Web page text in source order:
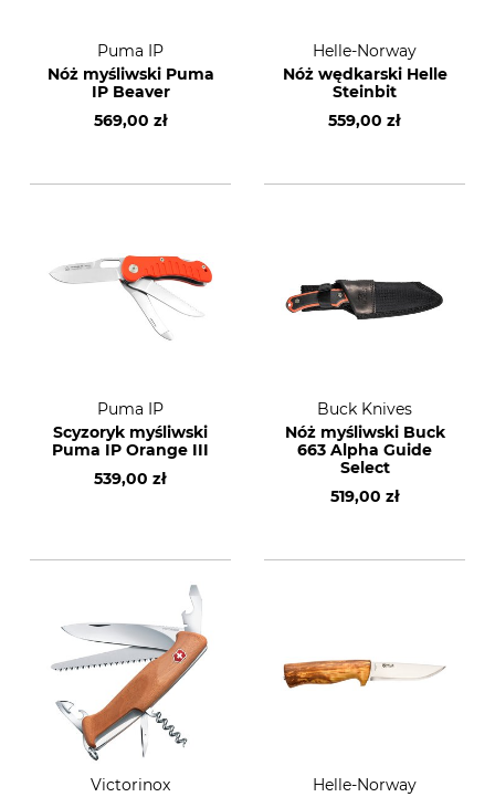
Puma IP
Nóż myśliwski Puma
IP Beaver
569,00 zł
Helle-Norway
Nóż wędkarski Helle
Steinbit
559,00 zł
Puma IP
Scyzoryk myśliwski
Puma IP Orange III
539,00 zł
Buck Knives
Nóż myśliwski Buck
663 Alpha Guide
Select
519,00 zł
Victorinox
Helle-Norway